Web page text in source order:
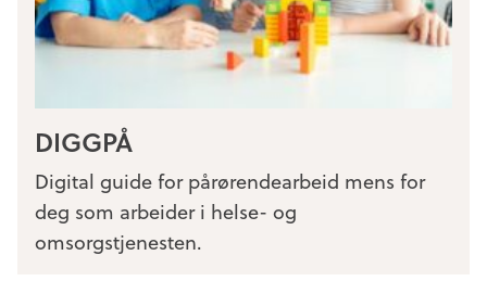
DIGGPÅ
Digital guide for pårørendearbeid mens for
deg som arbeider i helse- og
omsorgstjenesten.